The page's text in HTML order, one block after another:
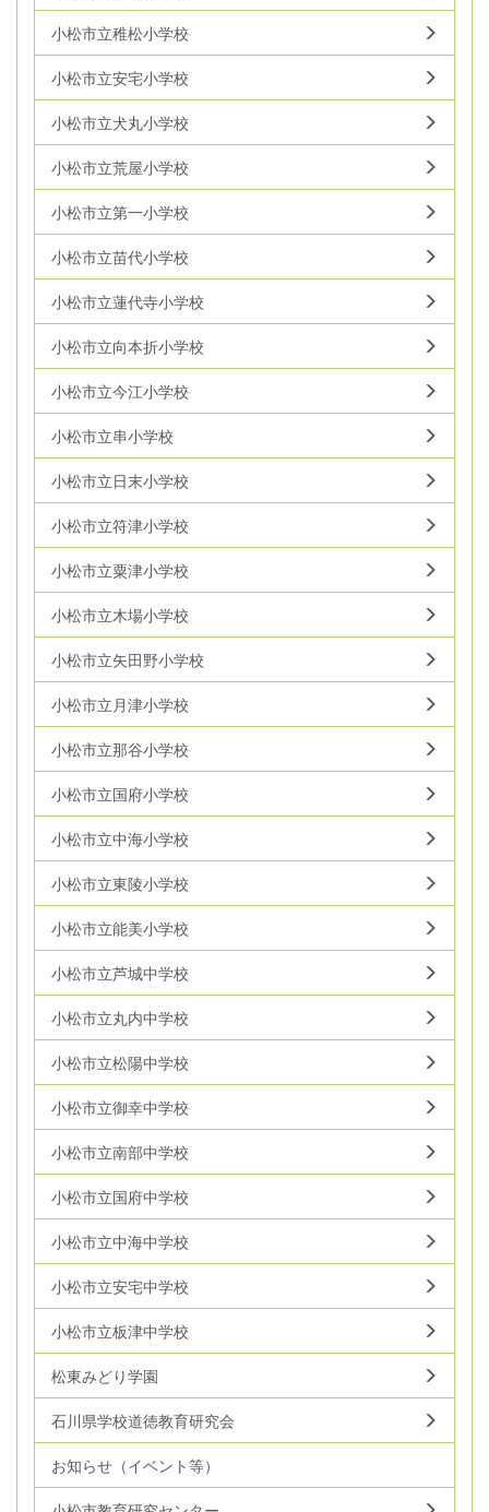
小松市立稚松小学校
小松市立安宅小学校
小松市立犬丸小学校
小松市立荒屋小学校
小松市立第一小学校
小松市立苗代小学校
小松市立蓮代寺小学校
小松市立向本折小学校
小松市立今江小学校
小松市立串小学校
小松市立日末小学校
小松市立符津小学校
小松市立粟津小学校
小松市立木場小学校
小松市立矢田野小学校
小松市立月津小学校
小松市立那谷小学校
小松市立国府小学校
小松市立中海小学校
小松市立東陵小学校
小松市立能美小学校
小松市立芦城中学校
小松市立丸内中学校
小松市立松陽中学校
小松市立御幸中学校
小松市立南部中学校
小松市立国府中学校
小松市立中海中学校
小松市立安宅中学校
小松市立板津中学校
松東みどり学園
石川県学校道徳教育研究会
お知らせ（イベント等）